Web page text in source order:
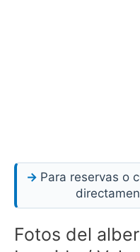
Para reservas o
Fotos del